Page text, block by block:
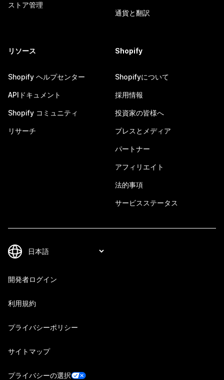
ストア管理
通貨と翻訳
リソース
Shopify ヘルプセンター
APIドキュメント
Shopify コミュニティ
リサーチ
Shopify
Shopifyについて
採用情報
投資家の皆様へ
プレスとメディア
パートナー
アフィリエイト
法的事項
サービスステータス
開発者ログイン
利用規約
プライバシーポリシー
サイトマップ
プライバシーの選択